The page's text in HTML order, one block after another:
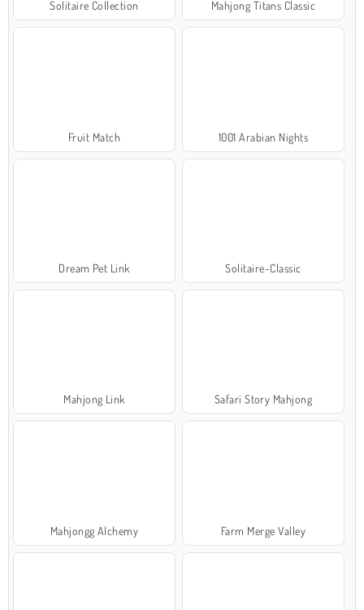
Solitaire Collection Mahjong Titans Classic
Fruit Match 1001 Arabian Nights
Dream Pet Link Solitaire-Classic
Mahjong Link Safari Story Mahjong
Mahjongg Alchemy Farm Merge Valley